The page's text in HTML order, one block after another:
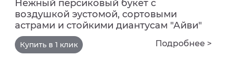
Нежный персиковый букет с
воздушкой эустомой, сортовыми
астрами и стойкими диантусам "Айви"
Купить в 1 клик Подробнее >